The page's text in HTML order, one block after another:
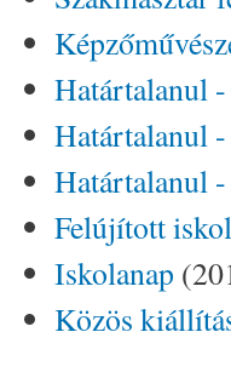
Határtalanul
Határtalanul
Határtalanul
Felújított
Iskolanap
Közös